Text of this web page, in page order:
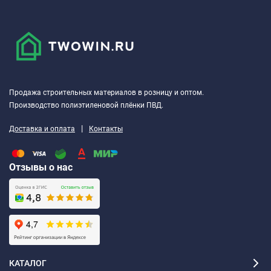
Продажа строительных материалов в розницу и оптом.
Производство полиэтиленовой плёнки ПВД.
Доставка и оплата | Контакты
Отзывы о нас
КАТАЛОГ